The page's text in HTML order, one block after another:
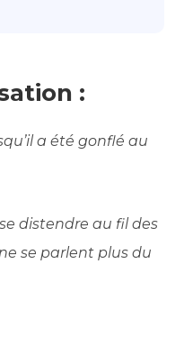
:
a été gonflé au
distendre au fil des
se parlent plus du